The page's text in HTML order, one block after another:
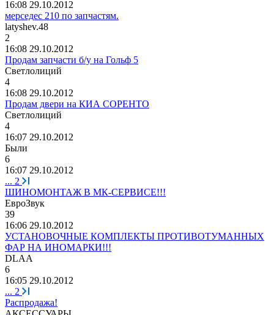
16:08 29.10.2012
мерседес 210 по запчастям.
latyshev.48
2
16:08 29.10.2012
Продам запчасти б/у на Гольф 5
Светлолиций
4
16:08 29.10.2012
Продам двери на КИА СОРЕНТО
Светлолиций
4
16:07 29.10.2012
Были
6
16:07 29.10.2012
... 2
ШИНОМОНТАЖ В МК-СЕРВИСЕ!!!
ЕвроЗвук
39
16:06 29.10.2012
УСТАНОВОЧНЫЕ КОМПЛЕКТЫ ПРОТИВОТУМАННЫХ
ФАР НА ИНОМАРКИ!!!
DLAA
6
16:05 29.10.2012
... 2
Распродажа!